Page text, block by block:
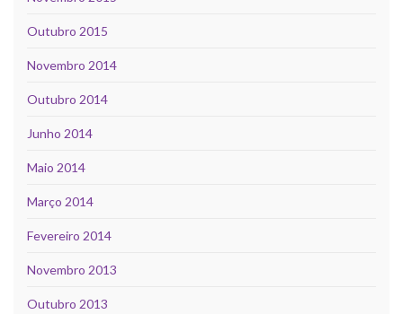
Outubro 2015
Novembro 2014
Outubro 2014
Junho 2014
Maio 2014
Março 2014
Fevereiro 2014
Novembro 2013
Outubro 2013